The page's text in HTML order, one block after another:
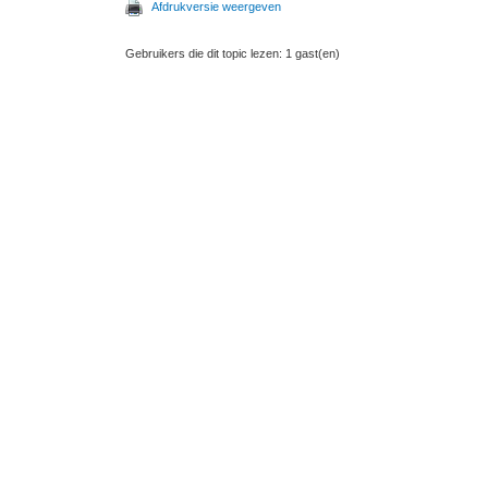
Afdrukversie weergeven
Gebruikers die dit topic lezen: 1 gast(en)